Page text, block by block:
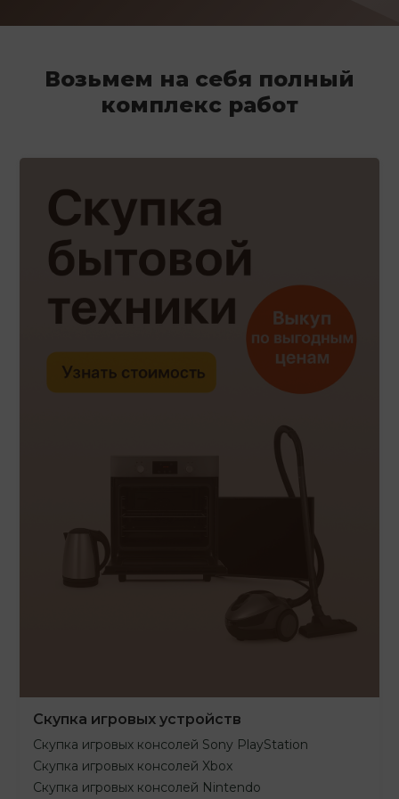
Возьмем на себя полный
комплекс работ
Скупка игровых устройств
Скупка игровых консолей Sony PlayStation
Скупка игровых консолей Xbox
Скупка игровых консолей Nintendo